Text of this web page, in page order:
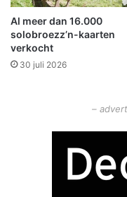
r
b
i
n
n
Al meer dan 16.000
solobroezz’n-kaarten
verkocht
30 juli 2026
–